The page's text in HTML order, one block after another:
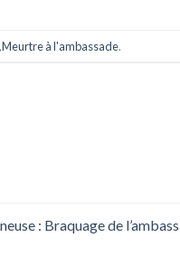
Meurtre à l'ambassade.
: Braquage de